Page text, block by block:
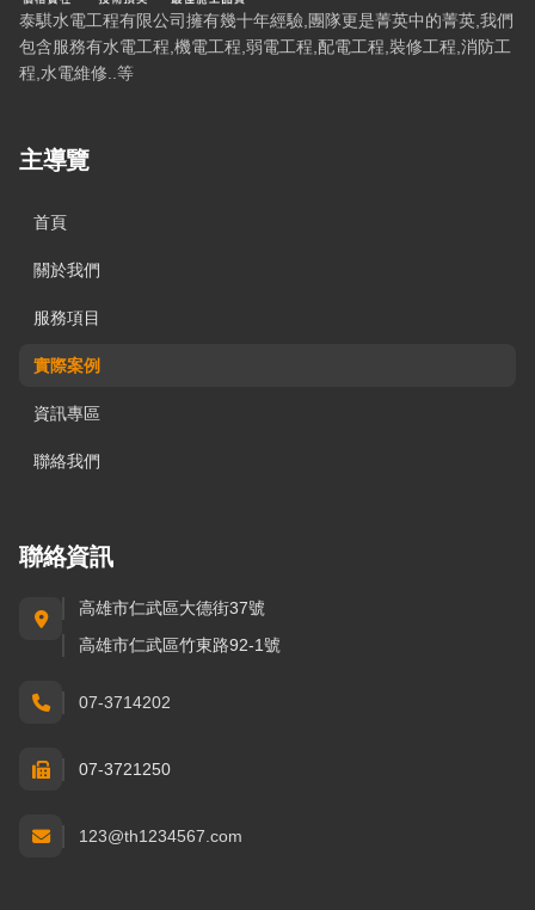
泰騏水電工程有限公司擁有幾十年經驗,團隊更是菁英中的菁英,我們
包含服務有水電工程,機電工程,弱電工程,配電工程,裝修工程,消防工
程,水電維修..等
主導覽
首頁
關於我們
服務項目
實際案例
資訊專區
聯絡我們
聯絡資訊
高雄市仁武區大德街37號
高雄市仁武區竹東路92-1號
07-3714202
07-3721250
123@th1234567.com